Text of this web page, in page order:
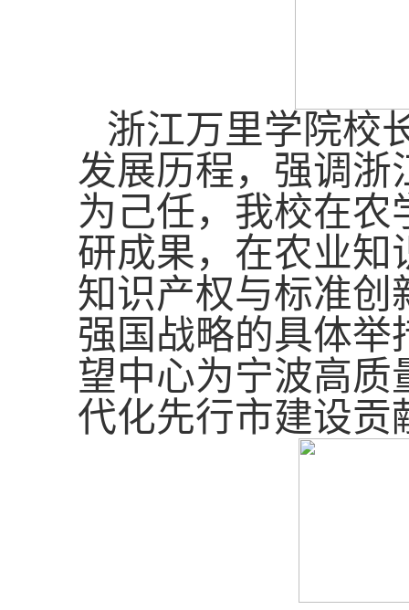
浙江万里学院校
发展历程，强调浙
为己任， 我校在农
研成果， 在农业知
知识产权与标准创
强国战略的具体举
望中心为宁波高质
代化先行市建设贡